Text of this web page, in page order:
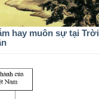
hay muôn sự tại